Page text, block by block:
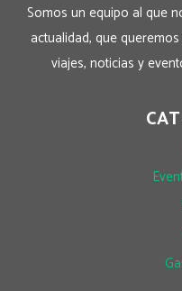
Somos un equipo al que
actualidad, que
viajes, noticias y